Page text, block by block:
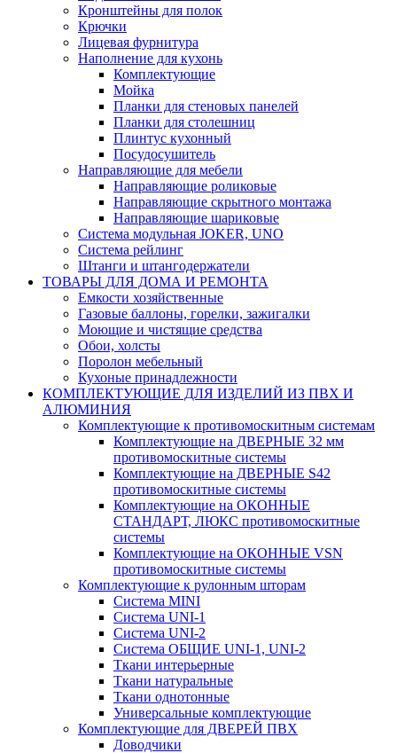
Кронштейны для полок
Крючки
Лицевая фурнитура
Наполнение для кухонь
Комплектующие
Мойка
Планки для стеновых панелей
Планки для столешниц
Плинтус кухонный
Посудосушитель
Направляющие для мебели
Направляющие роликовые
Направляющие скрытного монтажа
Направляющие шариковые
Система модульная JOKER, UNO
Система рейлинг
Штанги и штангодержатели
ТОВАРЫ ДЛЯ ДОМА И РЕМОНТА
Емкости хозяйственные
Газовые баллоны, горелки, зажигалки
Моющие и чистящие средства
Обои, холсты
Поролон мебельный
Кухоные принадлежности
КОМПЛЕКТУЮЩИЕ ДЛЯ ИЗДЕЛИЙ ИЗ ПВХ И
АЛЮМИНИЯ
Комплектующие к противомоскитным системам
Комплектующие на ДВЕРНЫЕ 32 мм
противомоскитные системы
Комплектующие на ДВЕРНЫЕ S42
противомоскитные системы
Комплектующие на ОКОННЫЕ
СТАНДАРТ, ЛЮКС противомоскитные
системы
Комплектующие на ОКОННЫЕ VSN
противомоскитные системы
Комплектующие к рулонным шторам
Система MINI
Система UNI-1
Система UNI-2
Система ОБЩИЕ UNI-1, UNI-2
Ткани интерьерные
Ткани натуральные
Ткани однотонные
Универсальные комплектующие
Комплектующие для ДВЕРЕЙ ПВХ
Доводчики